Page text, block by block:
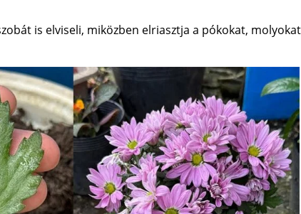
is elviseli, miközben elriasztja a pókokat,